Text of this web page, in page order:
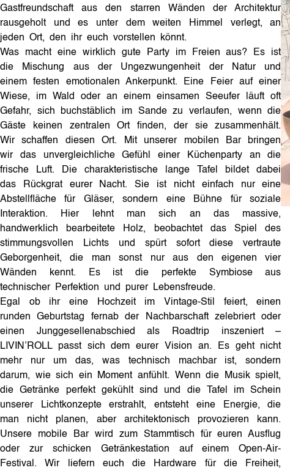
Gastfreundschaft aus den starren Wänden der Architektur
rausgeholt und es unter dem weiten Himmel verlegt, an
jeden Ort, den ihr euch vorstellen könnt.
Was macht eine wirklich gute Party im Freien aus? Es ist
die Mischung aus der Ungezwungenheit der Natur und
einem festen emotionalen Ankerpunkt. Eine Feier auf einer
Wiese, im Wald oder an einem einsamen Seeufer läuft oft
Gefahr, sich buchstäblich im Sande zu verlaufen, wenn die
Gäste keinen zentralen Ort finden, der sie zusammenhält.
Wir schaffen diesen Ort. Mit unserer mobilen Bar bringen
wir das unvergleichliche Gefühl einer Küchenparty an die
frische Luft. Die charakteristische lange Tafel bildet dabei
das Rückgrat eurer Nacht. Sie ist nicht einfach nur eine
Abstellfläche für Gläser, sondern eine Bühne für soziale
Interaktion. Hier lehnt man sich an das massive,
handwerklich bearbeitete Holz, beobachtet das Spiel des
stimmungsvollen Lichts und spürt sofort diese vertraute
Geborgenheit, die man sonst nur aus den eigenen vier
Wänden kennt. Es ist die perfekte Symbiose aus
technischer Perfektion und purer Lebensfreude.
Egal ob ihr eine Hochzeit im Vintage-Stil feiert, einen
runden Geburtstag fernab der Nachbarschaft zelebriert oder
einen Junggesellenabschied als Roadtrip inszeniert –
LIVIN’ROLL passt sich dem eurer Vision an. Es geht nicht
mehr nur um das, was technisch machbar ist, sondern
darum, wie sich ein Moment anfühlt. Wenn die Musik spielt,
die Getränke perfekt gekühlt sind und die Tafel im Schein
unserer Lichtkonzepte erstrahlt, entsteht eine Energie, die
man nicht planen, aber architektonisch provozieren kann.
Unsere mobile Bar wird zum Stammtisch für euren Ausflug
oder zur schicken Getränkestation auf einem Open-Air-
Festival. Wir liefern euch die Hardware für die Freiheit,